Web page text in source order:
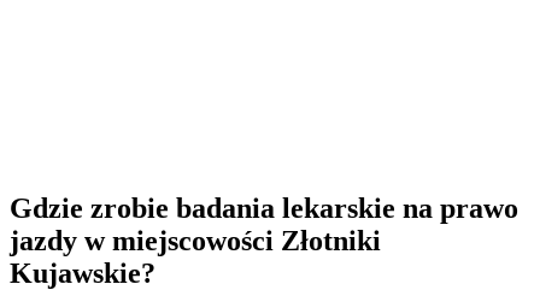
Gdzie zrobie badania lekarskie na prawo
jazdy w miejscowości Złotniki
Kujawskie?